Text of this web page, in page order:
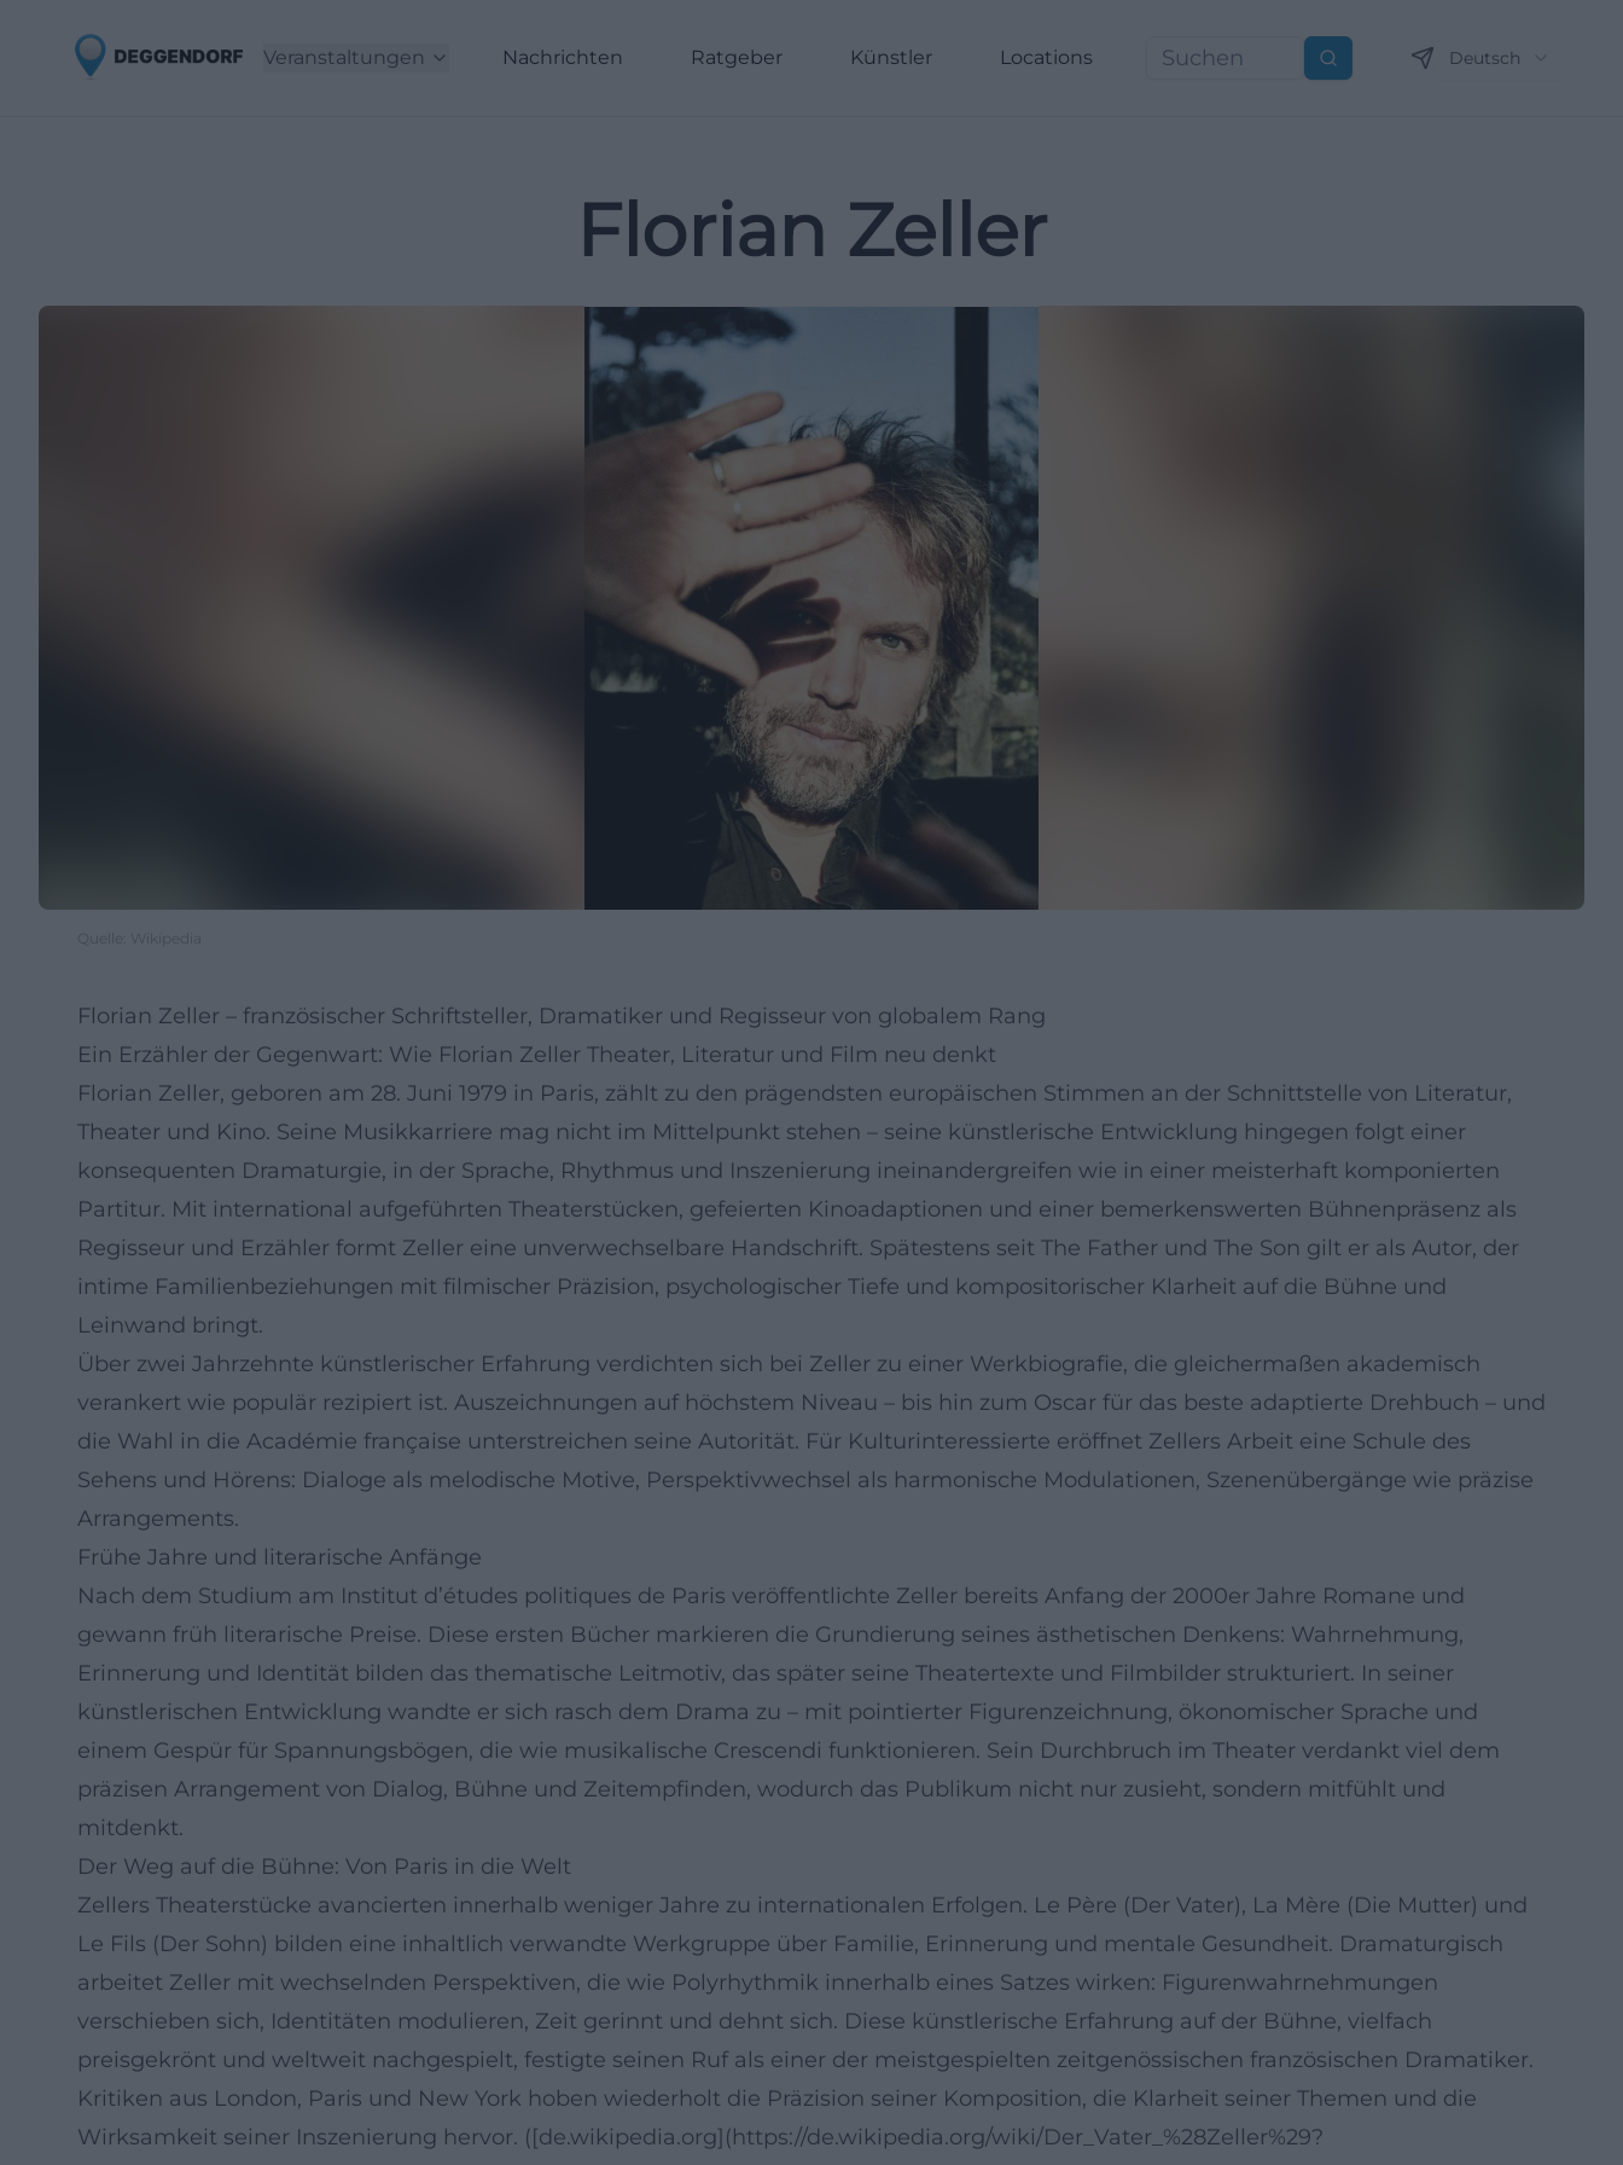
Veranstaltungen Nachrichten Ratgeber Künstler Locations Suchen Deutsch
Florian Zeller
Quelle: Wikipedia
Florian Zeller – französischer Schriftsteller, Dramatiker und Regisseur von globalem Rang
Ein Erzähler der Gegenwart: Wie Florian Zeller Theater, Literatur und Film neu denkt
Florian Zeller, geboren am 28. Juni 1979 in Paris, zählt zu den prägendsten europäischen Stimmen an der Schnittstelle von Literatur,
Theater und Kino. Seine Musikkarriere mag nicht im Mittelpunkt stehen – seine künstlerische Entwicklung hingegen folgt einer
konsequenten Dramaturgie, in der Sprache, Rhythmus und Inszenierung ineinandergreifen wie in einer meisterhaft komponierten
Partitur. Mit international aufgeführten Theaterstücken, gefeierten Kinoadaptionen und einer bemerkenswerten Bühnenpräsenz als
Regisseur und Erzähler formt Zeller eine unverwechselbare Handschrift. Spätestens seit The Father und The Son gilt er als Autor, der
intime Familienbeziehungen mit filmischer Präzision, psychologischer Tiefe und kompositorischer Klarheit auf die Bühne und
Leinwand bringt.
Über zwei Jahrzehnte künstlerischer Erfahrung verdichten sich bei Zeller zu einer Werkbiografie, die gleichermaßen akademisch
verankert wie populär rezipiert ist. Auszeichnungen auf höchstem Niveau – bis hin zum Oscar für das beste adaptierte Drehbuch – und
die Wahl in die Académie française unterstreichen seine Autorität. Für Kulturinteressierte eröffnet Zellers Arbeit eine Schule des
Sehens und Hörens: Dialoge als melodische Motive, Perspektivwechsel als harmonische Modulationen, Szenenübergänge wie präzise
Arrangements.
Frühe Jahre und literarische Anfänge
Nach dem Studium am Institut d’études politiques de Paris veröffentlichte Zeller bereits Anfang der 2000er Jahre Romane und
gewann früh literarische Preise. Diese ersten Bücher markieren die Grundierung seines ästhetischen Denkens: Wahrnehmung,
Erinnerung und Identität bilden das thematische Leitmotiv, das später seine Theatertexte und Filmbilder strukturiert. In seiner
künstlerischen Entwicklung wandte er sich rasch dem Drama zu – mit pointierter Figurenzeichnung, ökonomischer Sprache und
einem Gespür für Spannungsbögen, die wie musikalische Crescendi funktionieren. Sein Durchbruch im Theater verdankt viel dem
präzisen Arrangement von Dialog, Bühne und Zeitempfinden, wodurch das Publikum nicht nur zusieht, sondern mitfühlt und
mitdenkt.
Der Weg auf die Bühne: Von Paris in die Welt
Zellers Theaterstücke avancierten innerhalb weniger Jahre zu internationalen Erfolgen. Le Père (Der Vater), La Mère (Die Mutter) und
Le Fils (Der Sohn) bilden eine inhaltlich verwandte Werkgruppe über Familie, Erinnerung und mentale Gesundheit. Dramaturgisch
arbeitet Zeller mit wechselnden Perspektiven, die wie Polyrhythmik innerhalb eines Satzes wirken: Figurenwahrnehmungen
verschieben sich, Identitäten modulieren, Zeit gerinnt und dehnt sich. Diese künstlerische Erfahrung auf der Bühne, vielfach
preisgekrönt und weltweit nachgespielt, festigte seinen Ruf als einer der meistgespielten zeitgenössischen französischen Dramatiker.
Kritiken aus London, Paris und New York hoben wiederholt die Präzision seiner Komposition, die Klarheit seiner Themen und die
Wirksamkeit seiner Inszenierung hervor. ([de.wikipedia.org](https://de.wikipedia.org/wiki/Der_Vater_%28Zeller%29?